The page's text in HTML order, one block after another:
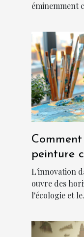
éminemment
peinture
durable
L'innovation
ouvre des
l'écologie et